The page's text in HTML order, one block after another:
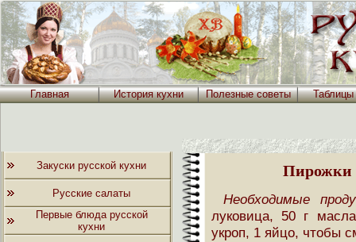
Главная История кухни Полезные советы
Закуски русской кухни
Русские салаты
Первые блюда русской
кухни
Пирожки
Необходимые
луковица, 50 г
укроп, 1 яйцо, чтобы